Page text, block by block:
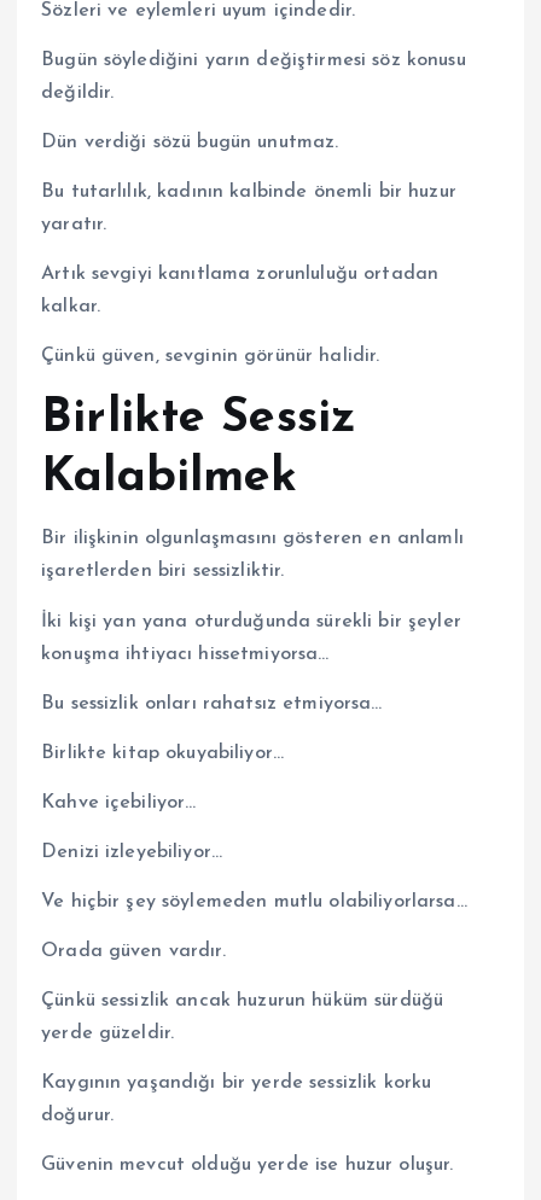
Sözleri ve eylemleri uyum içindedir.
Bugün söylediğini yarın değiştirmesi söz konusu
değildir.
Dün verdiği sözü bugün unutmaz.
Bu tutarlılık, kadının kalbinde önemli bir huzur
yaratır.
Artık sevgiyi kanıtlama zorunluluğu ortadan
kalkar.
Çünkü güven, sevginin görünür halidir.
Birlikte Sessiz
Kalabilmek
Bir ilişkinin olgunlaşmasını gösteren en anlamlı
işaretlerden biri sessizliktir.
İki kişi yan yana oturduğunda sürekli bir şeyler
konuşma ihtiyacı hissetmiyorsa…
Bu sessizlik onları rahatsız etmiyorsa…
Birlikte kitap okuyabiliyor…
Kahve içebiliyor…
Denizi izleyebiliyor…
Ve hiçbir şey söylemeden mutlu olabiliyorlarsa…
Orada güven vardır.
Çünkü sessizlik ancak huzurun hüküm sürdüğü
yerde güzeldir.
Kaygının yaşandığı bir yerde sessizlik korku
doğurur.
Güvenin mevcut olduğu yerde ise huzur oluşur.